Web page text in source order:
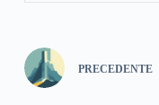
PRECEDENTE